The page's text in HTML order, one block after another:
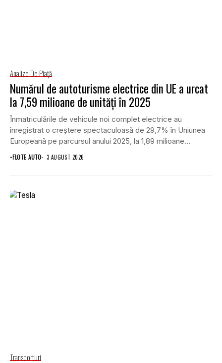
Analize De Piață
Numărul de autoturisme electrice din UE a urcat
la 7,59 milioane de unități în 2025
Înmatriculările de vehicule noi complet electrice au
înregistrat o creștere spectaculoasă de 29,7% în Uniunea
Europeană pe parcursul anului 2025, la 1,89 milioane...
•FLOTE AUTO 3 AUGUST 2026
Transporturi